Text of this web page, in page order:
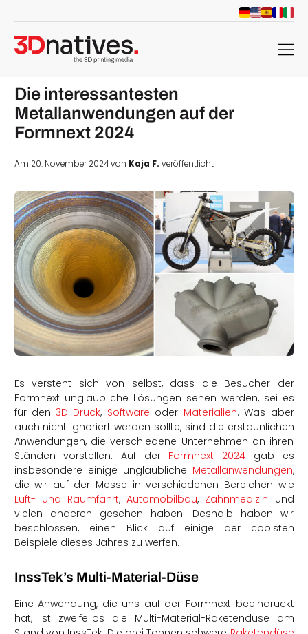
menu
Die interessantesten
Metallanwendungen auf der
Formnext 2024
Am 20. November 2024 von Kaja F. veröffentlicht
Es versteht sich von selbst, dass die Besucher der
Formnext unglaubliche Lösungen sehen werden, sei es
für den3D-Druck, Software oder Materialien. Was aber
auch nicht ignoriert werden sollte, sind die erstaunlichen
Anwendungen, die verschiedene Unternehmen an ihren
Ständen vorstellen. Auf der Formnext 2024 gab es
insbesondere einige unglaubliche Metallanwendungen,
die wir auf der Messe in verschiedenen Bereichen wie
Luft- und Raumfahrt,Automobilbau, Zahnmedizin und
vielen anderen gesehen haben. Deshalb haben wir
beschlossen, einen Blick auf einige der coolsten
Beispiele dieses Jahres zu werfen.
InssTek’s Multi-Material-Düse
Eine Anwendung, die uns auf der Formnext beeindruckt
hat, ist zweifellos die Multi-Material-Raketendüse am